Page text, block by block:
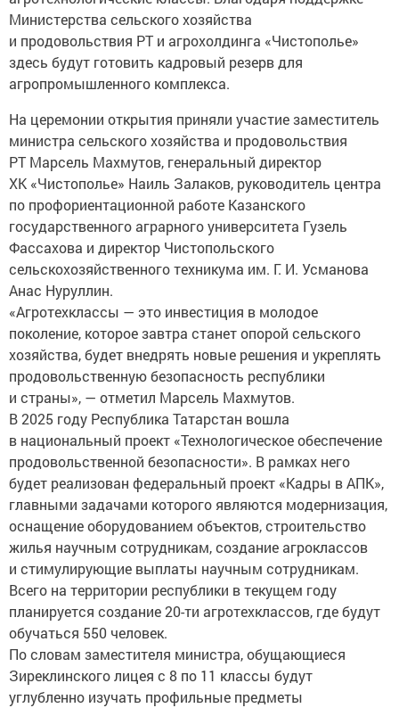
Министерства сельского хозяйства
и продовольствия РТ и агрохолдинга «Чистополье»
здесь будут готовить кадровый резерв для
агропромышленного комплекса.
На церемонии открытия приняли участие заместитель
министра сельского хозяйства и продовольствия
РТ Марсель Махмутов, генеральный директор
ХК «Чистополье» Наиль Залаков, руководитель центра
по профориентационной работе Казанского
государственного аграрного университета Гузель
Фассахова и директор Чистопольского
сельскохозяйственного техникума им. Г. И. Усманова
Анас Нуруллин.
«Агротехклассы — это инвестиция в молодое
поколение, которое завтра станет опорой сельского
хозяйства, будет внедрять новые решения и укреплять
продовольственную безопасность республики
и страны», — отметил Марсель Махмутов.
В 2025 году Республика Татарстан вошла
в национальный проект «Технологическое обеспечение
продовольственной безопасности». В рамках него
будет реализован федеральный проект «Кадры в АПК»,
главными задачами которого являются модернизация,
оснащение оборудованием объектов, строительство
жилья научным сотрудникам, создание агроклассов
и стимулирующие выплаты научным сотрудникам.
Всего на территории республики в текущем году
планируется создание 20-ти агротехклассов, где будут
обучаться 550 человек.
По словам заместителя министра, обущающиеся
Зиреклинского лицея с 8 по 11 классы будут
углубленно изучать профильные предметы